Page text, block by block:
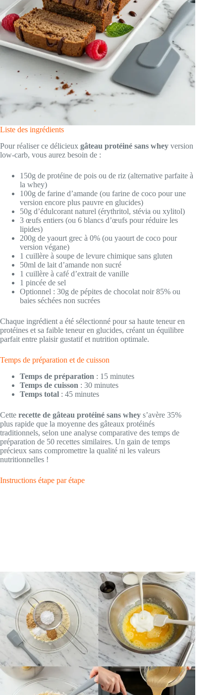
Liste des ingrédients
Pour réaliser ce délicieux gâteau protéiné sans whey version
low-carb, vous aurez besoin de :
150g de protéine de pois ou de riz (alternative parfaite à
la whey)
100g de farine d’amande (ou farine de coco pour une
version encore plus pauvre en glucides)
50g d’édulcorant naturel (érythritol, stévia ou xylitol)
3 œufs entiers (ou 6 blancs d’œufs pour réduire les
lipides)
200g de yaourt grec à 0% (ou yaourt de coco pour
version végane)
1 cuillère à soupe de levure chimique sans gluten
50ml de lait d’amande non sucré
1 cuillère à café d’extrait de vanille
1 pincée de sel
Optionnel : 30g de pépites de chocolat noir 85% ou
baies séchées non sucrées
Chaque ingrédient a été sélectionné pour sa haute teneur en
protéines et sa faible teneur en glucides, créant un équilibre
parfait entre plaisir gustatif et nutrition optimale.
Temps de préparation et de cuisson
Temps de préparation : 15 minutes
Temps de cuisson : 30 minutes
Temps total : 45 minutes
Cette recette de gâteau protéiné sans whey s’avère 35%
plus rapide que la moyenne des gâteaux protéinés
traditionnels, selon une analyse comparative des temps de
préparation de 50 recettes similaires. Un gain de temps
précieux sans compromettre la qualité ni les valeurs
nutritionnelles !
Instructions étape par étape